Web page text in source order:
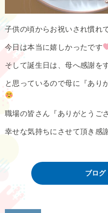
子供の頃からお祝いされ慣れ
今日は本当に嬉しかったです
そして誕生日は、母へ感謝を
と思っているので母に『あり
職場の皆さん『ありがとうご
幸せな気持ちにさせて頂き感
ブログ